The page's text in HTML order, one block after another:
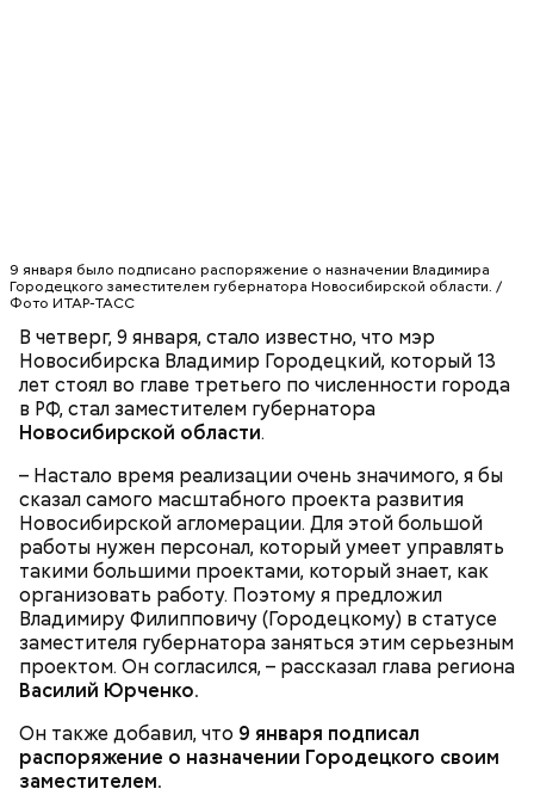
9 января было подписано распоряжение о назначении Владимира
Городецкого заместителем губернатора Новосибирской области. /
Фото ИТАР-ТАСС
В четверг, 9 января, стало известно, что мэр
Новосибирска Владимир Городецкий, который 13
лет стоял во главе третьего по численности города
в РФ, стал заместителем губернатора
Новосибирской области.
– Настало время реализации очень значимого, я бы
сказал самого масштабного проекта развития
Новосибирской агломерации. Для этой большой
работы нужен персонал, который умеет управлять
такими большими проектами, который знает, как
организовать работу. Поэтому я предложил
Владимиру Филипповичу (Городецкому) в статусе
заместителя губернатора заняться этим серьезным
проектом. Он согласился, – рассказал глава региона
Василий Юрченко.
Он также добавил, что 9 января подписал
распоряжение о назначении Городецкого своим
заместителем.
За свою земную жизнь он совершил множество
добрых дел во славу Божию.
Очищенный сырой салатный сельдерей
нашинковать соломкой. Яблоки очистить от
кожицы и семян, нарезать ломтиками. Так же
нарезать вареный картофель. Продукты
перемешать, полить салатной заправкой, выложить
в салатник горкой и украсить веточками
сельдерея, кусочками свежих помидоров и
ломтиками яблок.